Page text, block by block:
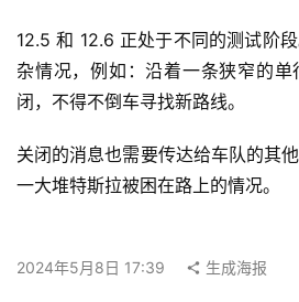
12.5 和 12.6 正处于不同的测试阶
杂情况，例如：沿着一条狭窄的
闭，不得不倒车寻找新路线。
关闭的消息也需要传达给车队的其
一大堆特斯拉被困在路上的情况。
2024年5月8日 17:39 生成海报